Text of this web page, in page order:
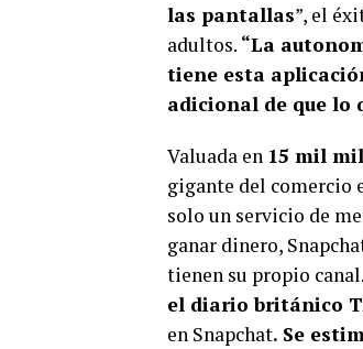
las pantallas”, el
adultos. “La
tiene esta
adicional de que lo
Valuada en 15 mil
gigante del comercio
solo un servicio de
ganar dinero,
tienen su propio canal.
el diario británico
en Snapchat. Se